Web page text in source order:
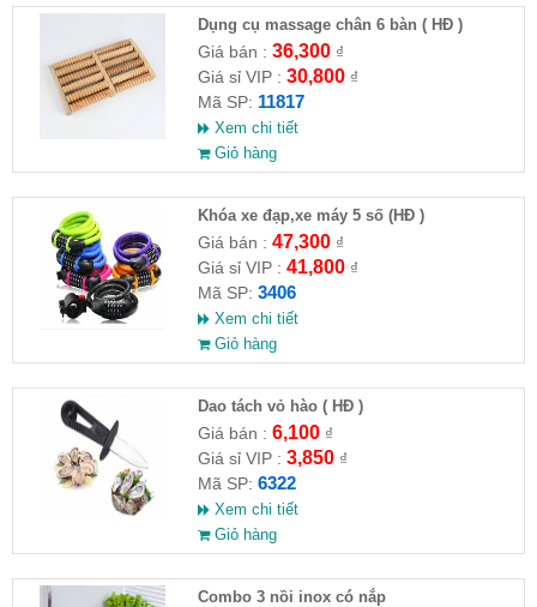
Dụng cụ massage chân 6 bàn ( HĐ )
Giá bán : 36,300₫
Giá sỉ VIP : 30,800₫
Mã SP: 11817
Xem chi tiết
Giỏ hàng
Khóa xe đạp,xe máy 5 số (HĐ )
Giá bán : 47,300₫
Giá sỉ VIP : 41,800₫
Mã SP: 3406
Xem chi tiết
Giỏ hàng
Dao tách vỏ hào ( HĐ )
Giá bán : 6,100₫
Giá sỉ VIP : 3,850₫
Mã SP: 6322
Xem chi tiết
Giỏ hàng
Combo 3 nồi inox có nắp